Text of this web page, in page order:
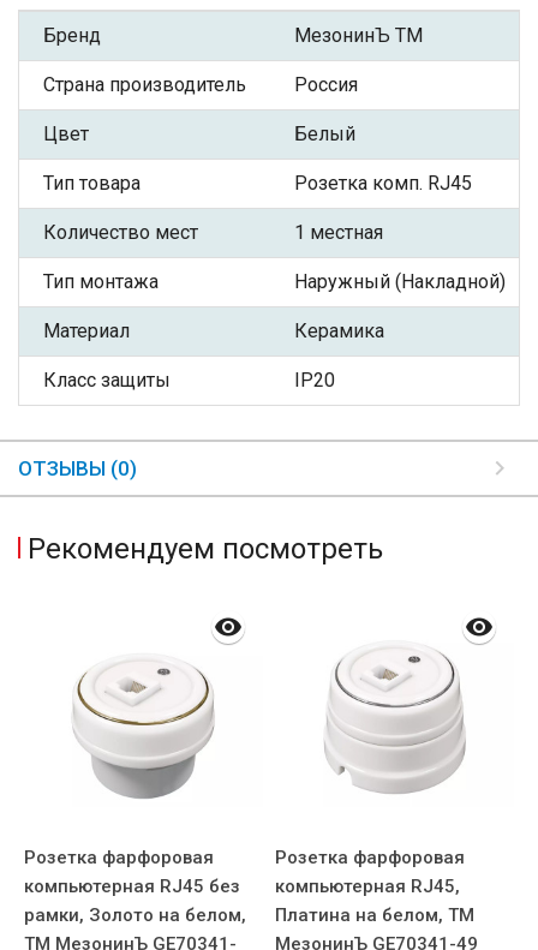
Бренд МезонинЪ ТМ
Страна производитель Россия
Цвет Белый
Тип товара Розетка комп. RJ45
Количество мест 1 местная
Тип монтажа Наружный (Накладной)
Материал Керамика
Класс защиты IP20
ОТЗЫВЫ (0)
Рекомендуем посмотреть
Розетка фарфоровая
компьютерная RJ45 без
рамки, Золото на белом,
ТМ МезонинЪ GE70341-
Розетка фарфоровая
компьютерная RJ45,
Платина на белом, ТМ
МезонинЪ GE70341-49